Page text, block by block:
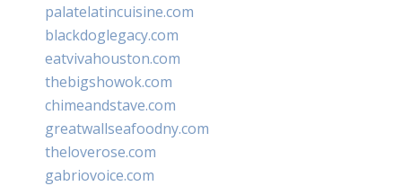
palatelatincuisine.com
blackdoglegacy.com
eatvivahouston.com
thebigshowok.com
chimeandstave.com
greatwallseafoodny.com
theloverose.com
gabriovoice.com